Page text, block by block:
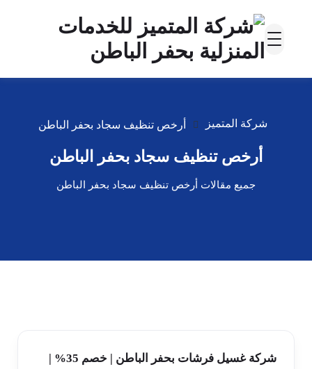
شركة المتميز أرخص تنظيف سجاد بحفر الباطن
أرخص تنظيف سجاد بحفر الباطن
جميع مقالات أرخص تنظيف سجاد بحفر الباطن
شركة غسيل فرشات بحفر الباطن | خصم 35% |